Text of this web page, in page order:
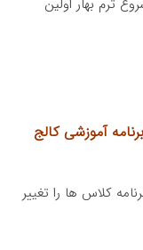
ترم بهار اولین
آموزشی کالج
کلاس ها را تغییر